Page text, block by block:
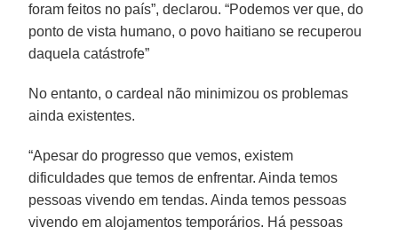
foram feitos no país”, declarou. “Podemos ver que, do
ponto de vista humano, o povo haitiano se recuperou
daquela catástrofe”
No entanto, o cardeal não minimizou os problemas
ainda existentes.
“Apesar do progresso que vemos, existem
dificuldades que temos de enfrentar. Ainda temos
pessoas vivendo em tendas. Ainda temos pessoas
vivendo em alojamentos temporários. Há pessoas